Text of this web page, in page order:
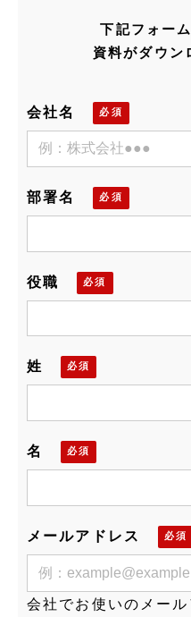
下記フォー
資料がダウン
会社名
部署名
役職
姓
名
メールアドレス
会社でお使いのメー